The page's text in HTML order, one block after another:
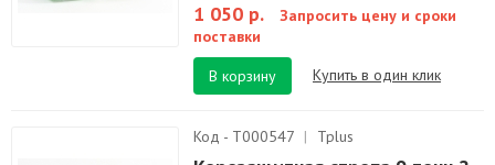
1 050 р.
Запросить цену и сроки
поставки
В корзину
Купить в один клик
Код - T000547 | Tplus